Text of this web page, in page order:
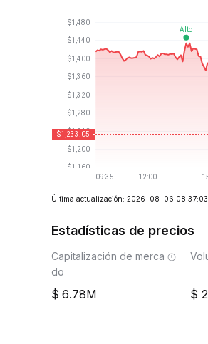
Última actualización: 2026-08-06 08:37:03
Estadísticas de precios
Capitalización de merca
do
6.78M